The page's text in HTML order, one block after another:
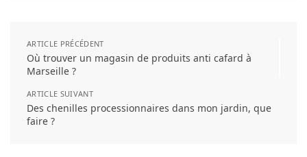
ARTICLE PRÉCÉDENT
Où trouver un magasin de produits anti cafard à
Marseille ?
ARTICLE SUIVANT
Des chenilles processionnaires dans mon jardin, que
faire ?